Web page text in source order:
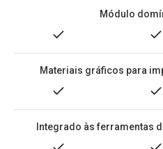
Módulo
Materiais gráficos para
Integrado às ferramentas